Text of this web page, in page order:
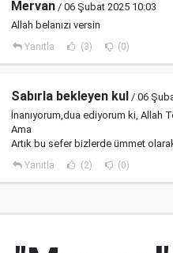
Mervan / 06 Şubat 2025 10:03
Allah belanızı versin
Yanıtla (3) (0)
Sabırla bekleyen kul / 06
İnanıyorum,dua ediyorum ki, Allah
Ama
Artık bu sefer bizlerde ümmet
Yanıtla (2) (0)